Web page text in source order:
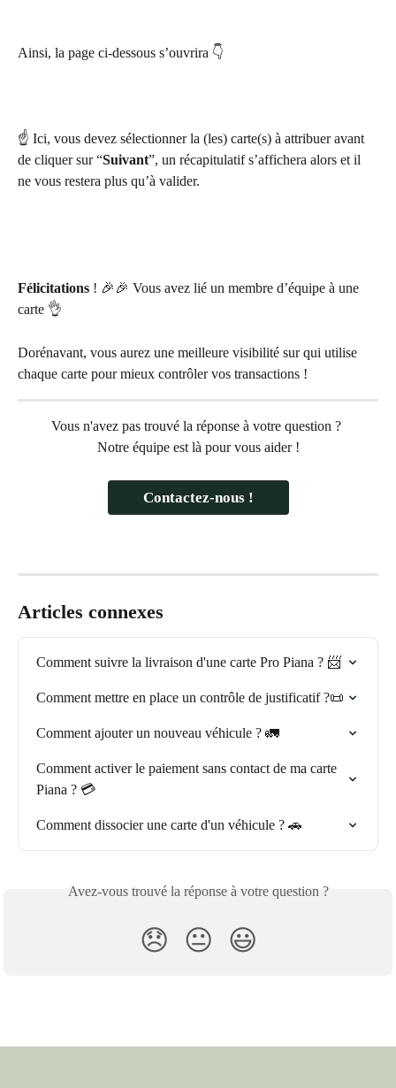
Ainsi, la page ci-dessous s’ouvrira 👇
​☝️ Ici, vous devez sélectionner la (les) carte(s) à attribuer avant
de cliquer sur “Suivant”, un récapitulatif s’affichera alors et il
ne vous restera plus qu’à valider.
Félicitations ! 🎉🎉 Vous avez lié un membre d’équipe à une
carte 👌
Dorénavant, vous aurez une meilleure visibilité sur qui utilise
chaque carte pour mieux contrôler vos transactions !
Vous n'avez pas trouvé la réponse à votre question ?
Notre équipe est là pour vous aider !
Contactez-nous !
Articles connexes
Comment suivre la livraison d'une carte Pro Piana ? 📨
Comment mettre en place un contrôle de justificatif ?📜
Comment ajouter un nouveau véhicule ? 🚛
Comment activer le paiement sans contact de ma carte
Piana ? 💳
Comment dissocier une carte d'un véhicule ? 🚗
Avez-vous trouvé la réponse à votre question ?
😞 😐 😃